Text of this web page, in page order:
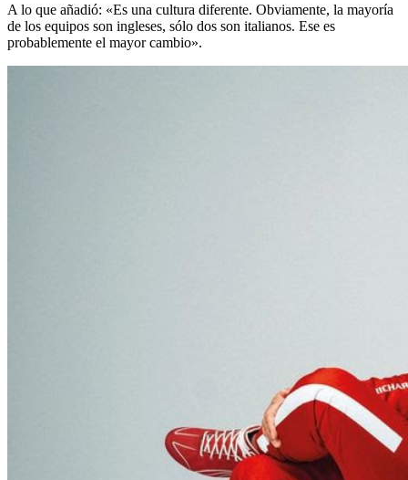
A lo que añadió: «Es una cultura diferente. Obviamente, la mayoría
de los equipos son ingleses, sólo dos son italianos. Ese es
probablemente el mayor cambio».